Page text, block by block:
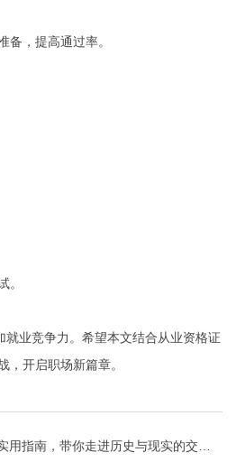
，提高通过率。
。
业竞争力。希望本文结合从业资格证
开启职场新篇章。
指南，带你走进历史与现实的交汇